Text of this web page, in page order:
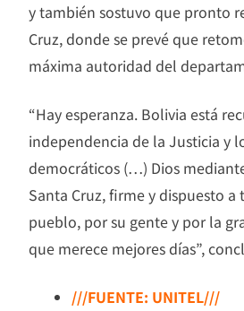
y también sostuvo que pronto
Cruz, donde se prevé que
máxima autoridad del
“Hay esperanza. Bolivia está
independencia de la Justicia y
democráticos (…) Dios
Santa Cruz, firme y dispuesto
pueblo, por su gente y por la
que merece mejores días”,
///FUENTE: UNITEL///